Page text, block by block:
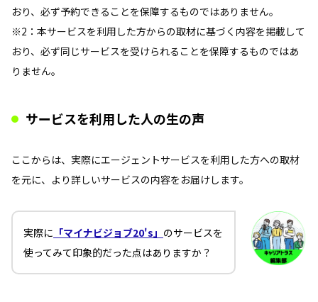
おり、必ず予約できることを保障するものではありません。
※2：本サービスを利用した方からの取材に基づく内容を掲載して
おり、必ず同じサービスを受けられることを保障するものではあ
りません。
サービスを利用した人の生の声
ここからは、実際にエージェントサービスを利用した方への取材
を元に、より詳しいサービスの内容をお届けします。
実際に 「マイナビジョブ20's」 のサービスを
使ってみて印象的だった点はありますか？